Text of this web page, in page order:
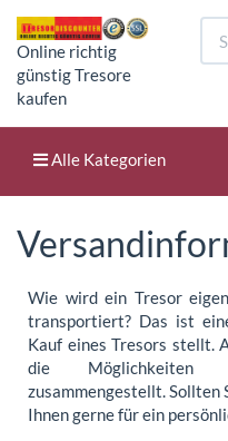
Online richtig
günstig Tresore
kaufen
Alle Kategorien
Wie wird ein Tresor
transportiert? Das ist
Kauf eines Tresors stellt.
die Möglichkeiten
zusammengestellt. Sollten
Ihnen gerne für ein